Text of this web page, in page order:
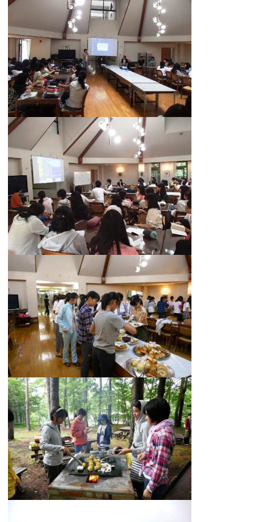
吉祥での学び
カリキュラム 授業、各教科の取り組み
補習・教養講座・公開講座・
高大連携・講習・勉強合宿
ライフスキルプログラム
芸術教育 課外授業
図書館教育
学校生活
吉祥の一日 年間行事
委員会活動・部活動 学校生活Q&A
生徒居住地・通学時間
進路・進学
大学合格実績 進路プログラム
卒業生のメッセージ 卒業生の活躍
国際交流
国際交流行事 1年留学の制度
1年留学の留学先 本校の姉妹校・友好校
入試関連情報
学校説明会等イベント情報 デジタルパンフレット